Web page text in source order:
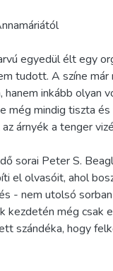
egyedül élt egy
tudott. A színe
hanem inkább olyan
még mindig tiszta
árnyék a tenger
sorai Peter S.
el olvasóit, ahol
- nem utolsó
kezdetén még csak
szándéka, hogy